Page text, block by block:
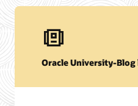
Oracle University-Blog